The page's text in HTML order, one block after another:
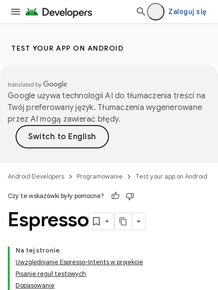
Zaloguj się
TEST YOUR APP ON ANDROID
Google używa technologii AI do tłumaczenia treści na
Twój preferowany język. Tłumaczenia wygenerowane
przez AI mogą zawierać błędy.
Android Developers Programowanie Test your app on Android
Czy te wskazówki były pomocne?
Espresso
Na tej stronie
Uwzględnianie Espresso-Intents w projekcie
Pisanie reguł testowych
Dopasowanie